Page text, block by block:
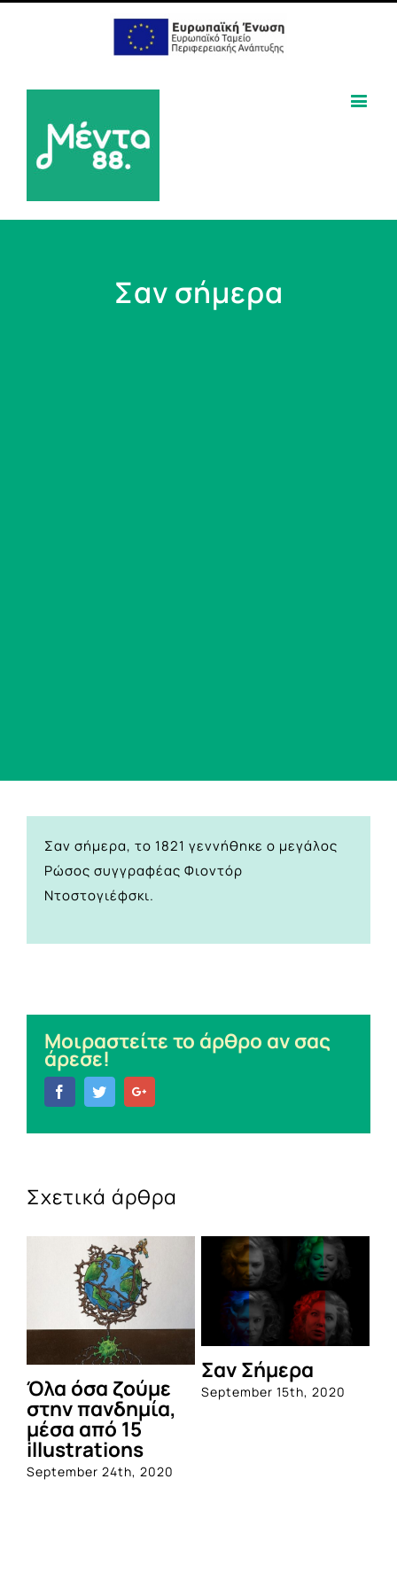
Σαν σήμερα
Σαν σήμερα, το 1821 γεννήθηκε ο μεγάλος
Ρώσος συγγραφέας Φιοντόρ
Ντοστογιέφσκι.
Μοιραστείτε το άρθρο αν σας
άρεσε!
FacebookTwitter
Σχετικά άρθρα
Όλα όσα ζούμε
στην πανδημία,
μέσα από 15
illustrations
September 24th, 2020
Σαν Σήμερα
September 15th, 2020